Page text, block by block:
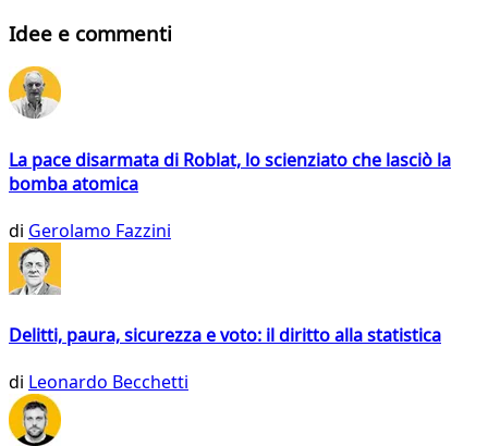
Idee e commenti
La pace disarmata di Roblat, lo scienziato che lasciò la
bomba atomica
di Gerolamo Fazzini
Delitti, paura, sicurezza e voto: il diritto alla statistica
di Leonardo Becchetti